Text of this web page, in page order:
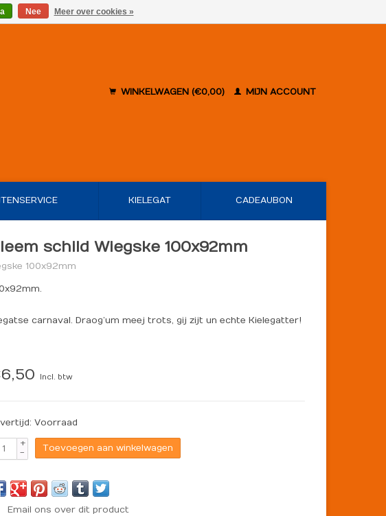
WINKELWAGEN (€0,00) MIJN ACCOUNT
KIELEGAT CADEAUBON
schild Wiegske 100x92mm
100x92mm
carnaval. Draog’um meej trots, gij zijt un echte Kielegatter!
Incl. btw
Voorraad
+
-
Toevoegen aan winkelwagen
Email ons over dit product
Nee Meer over cookies »